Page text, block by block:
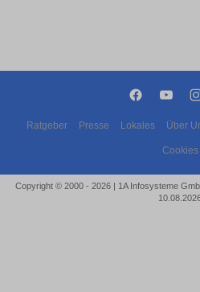
Ratgeber Presse Lokales Über
Cookies
Copyright © 2000 - 2026 | 1A Infosysteme